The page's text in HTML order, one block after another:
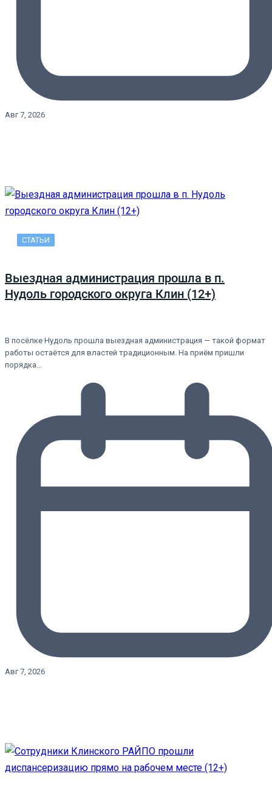
Авг 7, 2026
СТАТЬИ
Выездная администрация прошла в п.
Нудоль городского округа Клин (12+)
В посёлке Нудоль прошла выездная администрация — такой формат
работы остаётся для властей традиционным. На приём пришли
порядка…
Авг 7, 2026